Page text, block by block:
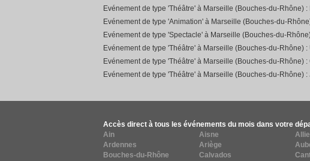
Evénement de type 'Théâtre' à Marseille (Bouches-du-Rhône) :
Evénement de type 'Animation' à Marseille (Bouches-du-
Evénement de type 'Spectacle' à Marseille (Bouches-du-
Evénement de type 'Théâtre' à Marseille (Bouches-du-Rhône) :
Evénement de type 'Théâtre' à Marseille (Bouches-du-Rhône) :
Evénement de type 'Théâtre' à Marseille (Bouches-du-Rhône) :
Accès direct à tous les événements du mois dans votre
Ain
Aisne
Ardennes
Ariège
Bouches-du-Rhône
Calvados